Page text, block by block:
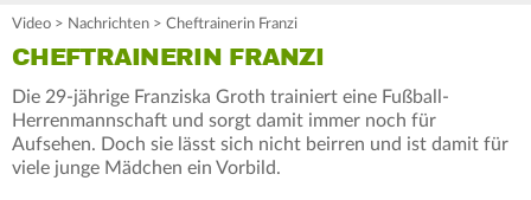
Video > Nachrichten > Cheftrainerin Franzi
CHEFTRAINERIN FRANZI
Die 29-jährige Franziska Groth trainiert eine Fußball-
Herrenmannschaft und sorgt damit immer noch für
Aufsehen. Doch sie lässt sich nicht beirren und ist damit für
viele junge Mädchen ein Vorbild.